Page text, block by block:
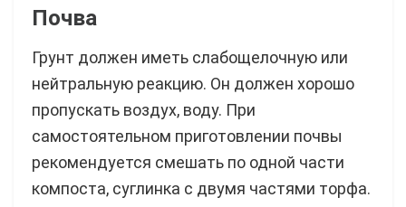
Почва
Грунт должен иметь слабощелочную или
нейтральную реакцию. Он должен хорошо
пропускать воздух, воду. При
самостоятельном приготовлении почвы
рекомендуется смешать по одной части
компоста, суглинка с двумя частями торфа.